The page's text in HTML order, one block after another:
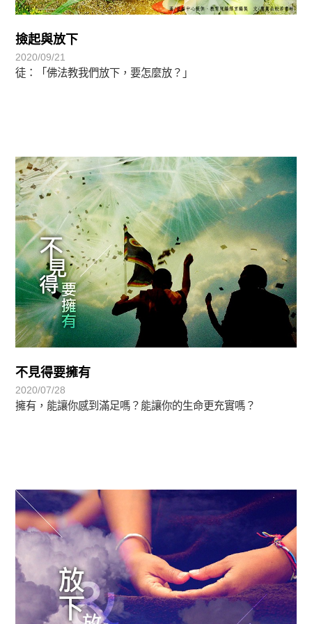
撿起與放下
2020/09/21
徒：「佛法教我們放下，要怎麼放？」
不見得要擁有
2020/07/28
擁有，能讓你感到滿足嗎？能讓你的生命更充實嗎？
禪師語錄
禪師與我